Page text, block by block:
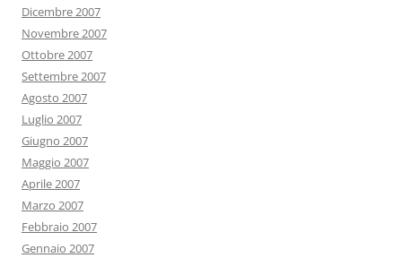
Dicembre 2007
Novembre 2007
Ottobre 2007
Settembre 2007
Agosto 2007
Luglio 2007
Giugno 2007
Maggio 2007
Aprile 2007
Marzo 2007
Febbraio 2007
Gennaio 2007